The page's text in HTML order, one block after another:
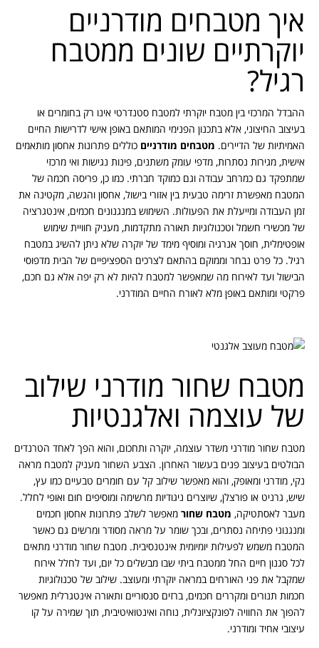
איך מטבחים מודרניים
יוקרתיים שונים ממטבח
רגיל?
ההבדל המרכזי בין מטבח יוקרתי למטבח סטנדרטי אינו רק בחומרים או
בעיצוב החיצוני, אלא בתכנון הפנימי המותאם באופן אישי לדרישות החיים
האמיתיות של הדיירים. מטבחים מודרניים כוללים פתרונות אחסון מותאמים
אישית, מגירות נסתרות, מדפי עומק משתנים, פינות נגישות ואי מרכזי
שמתפקד גם כמרחב עבודה וגם כמוקד חברתי. כמו כן, פריסה חכמה של
המטבח מאפשרת זרימה טבעית בין אזורי בישול, אחסון והגשה, מקטינה את
זמן העבודה ומייעלת את הפעולות. השימוש במנגנונים חכמים, אינטגרציה
של מכשירי חשמל וטכנולוגיות תאורה מתקדמות, מעניק חוויית שימוש
אופטימלית, חוסך אנרגיה ומוסיף מימד של יוקרה שלא ניתן להשיג במטבח
רגיל. כל פרט נבחר וממוקם בהתאם לצרכים הספציפיים של הבית מדפוסי
הבישול ועד לאירוח מה שמאפשר למטבח להיות לא רק יפה אלא גם חכם,
פרקטי ומותאם באופן מלא לאורח החיים המודרני.
מטבח שחור מודרני שילוב
של עוצמה ואלגנטיות
מטבח שחור מודרני משדר עוצמה, יוקרה ותחכום, והוא הפך לאחד הטרנדים
הבולטים בעיצוב פנים בעשור האחרון. הצבע השחור מעניק למטבח מראה
נקי, מודרני ומאופק, והוא מאפשר שילוב קל עם חומרים טבעיים כמו עץ,
שיש, גרניט או פורצלן, שיוצרים ניגודיות מרשימה ומוסיפים חום ואופי לחלל.
מעבר לאסתטיקה, מטבח שחור מאפשר לשלב פתרונות אחסון חכמים
ומנגנוני פתיחה נסתרים, ובכך שומר על מראה מסודר ומרשים גם כאשר
המטבח משמש לפעילות יומיומית אינטנסיבית. מטבח שחור מודרני מתאים
לכל סגנון חיים החל ממטבח ביתי שבו מבשלים כל יום, ועד לחלל אירוח
שמקבל את פני האורחים במראה יוקרתי ומעוצב. שילוב של טכנולוגיות
חכמות תנורים ומקררים חכמים, ברזים סנסוריים ותאורה אינטגרלית מאפשר
להפוך את החוויה לפונקציונלית, נוחה ואינטואיטיבית, תוך שמירה על קו
עיצובי אחיד ומודרני.